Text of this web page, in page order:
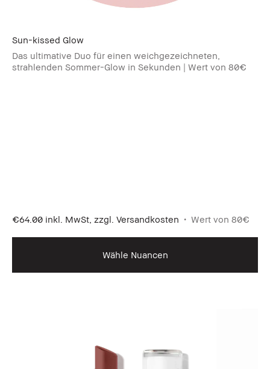
Sun-kissed Glow
Das ultimative Duo für einen weichgezeichneten,
strahlenden Sommer-Glow in Sekunden | Wert von 80€
€64.00 inkl. MwSt, zzgl. Versandkosten Wert von 80€
Wähle Nuancen